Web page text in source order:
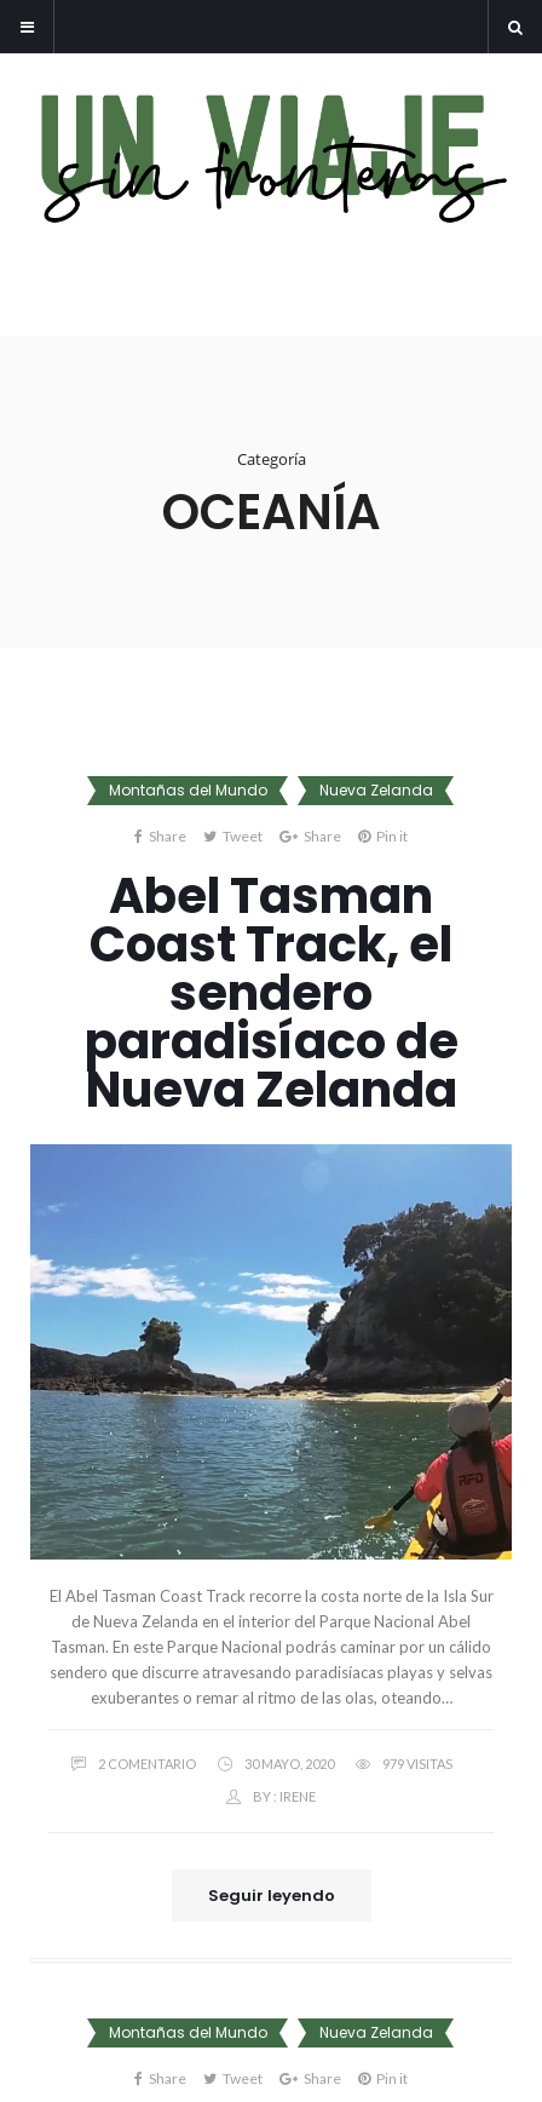
Categoría
OCEANÍA
Montañas del Mundo Nueva Zelanda
Share Tweet Share Pin it
Abel Tasman
Coast Track, el
sendero
paradisíaco de
Nueva Zelanda
El Abel Tasman Coast Track recorre la costa norte de la Isla Sur
de Nueva Zelanda en el interior del Parque Nacional Abel
Tasman. En este Parque Nacional podrás caminar por un cálido
sendero que discurre atravesando paradisíacas playas y selvas
exuberantes o remar al ritmo de las olas, oteando…
2 COMENTARIO 30 MAYO, 2020 979 VISITAS
BY : IRENE
Seguir leyendo
Montañas del Mundo Nueva Zelanda
Share Tweet Share Pin it